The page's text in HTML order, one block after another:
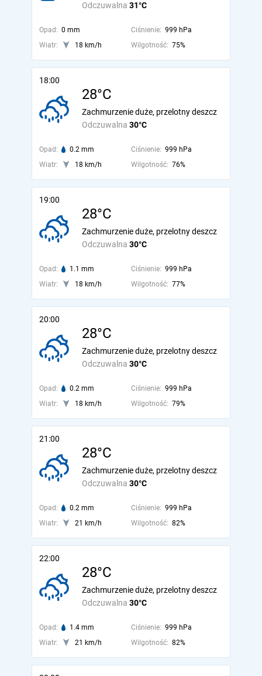
Odczuwalna 31°C
Opad: 0 mm Ciśnienie: 999 hPa
Wiatr:
18 km/h Wilgotność: 75%
18:00
28°C
Odczuwalna 30°C
Zachmurzenie duże, przelotny deszcz
Opad: 0.2 mm Ciśnienie: 999 hPa
Wiatr:
18 km/h Wilgotność: 76%
19:00
28°C
Odczuwalna 30°C
Zachmurzenie duże, przelotny deszcz
Opad: 1.1 mm Ciśnienie: 999 hPa
Wiatr:
18 km/h Wilgotność: 77%
20:00
28°C
Odczuwalna 30°C
Zachmurzenie duże, przelotny deszcz
Opad: 0.2 mm Ciśnienie: 999 hPa
Wiatr:
18 km/h Wilgotność: 79%
21:00
28°C
Odczuwalna 30°C
Zachmurzenie duże, przelotny deszcz
Opad: 0.2 mm Ciśnienie: 999 hPa
Wiatr:
21 km/h Wilgotność: 82%
22:00
28°C
Odczuwalna 30°C
Zachmurzenie duże, przelotny deszcz
Opad: 1.4 mm Ciśnienie: 999 hPa
Wiatr:
21 km/h Wilgotność: 82%